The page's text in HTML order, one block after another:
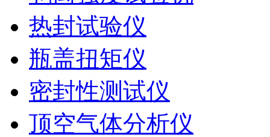
热封试验仪
瓶盖扭矩仪
密封性测试仪
顶空气体分析仪